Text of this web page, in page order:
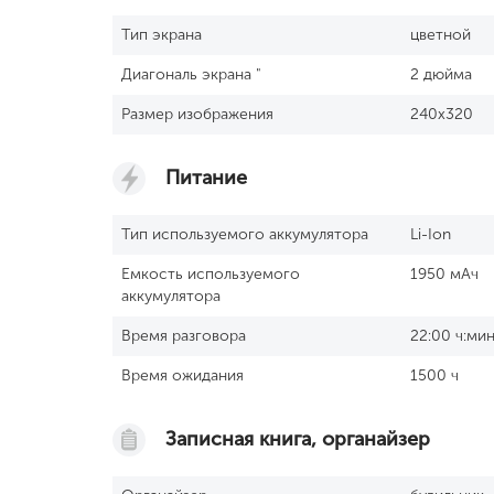
Тип экрана цветной
Диагональ экрана " 2 дюйма
Размер изображения 240x320
Питание
Тип используемого аккумулятора Li-Ion
Емкость используемого
аккумулятора
1950 мАч
Время разговора 22:00 ч:мин
Время ожидания 1500 ч
Записная книга, органайзер